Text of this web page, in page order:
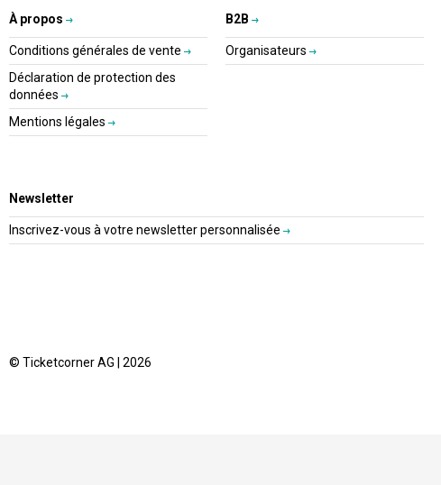
À propos
Conditions générales de vente
Déclaration de protection des
données
Mentions légales
B2B
Organisateurs
Newsletter
Inscrivez-vous à votre newsletter personnalisée
© Ticketcorner AG | 2026